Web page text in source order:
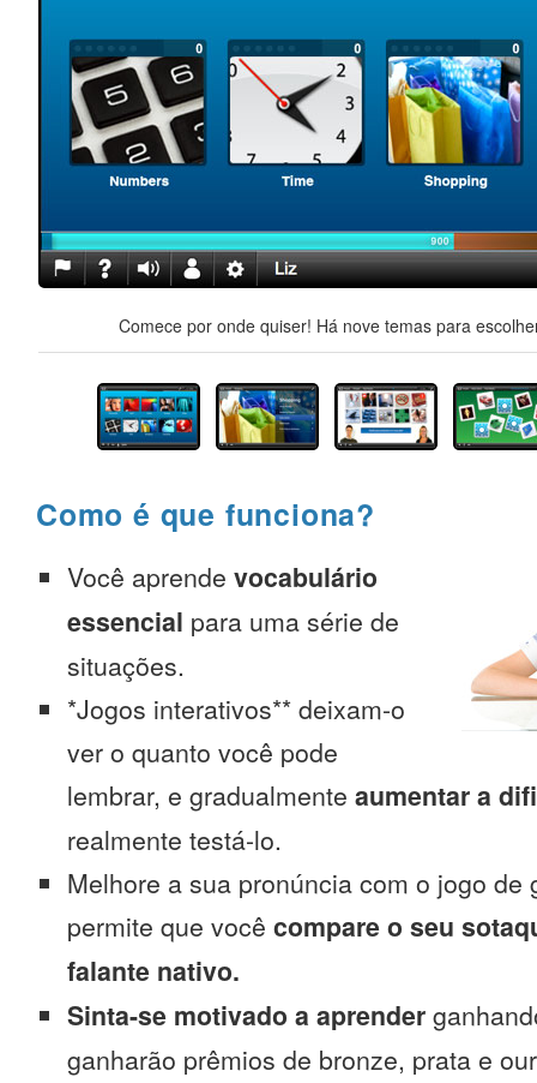
Comece por onde quiser! Há nove temas para
Como é que funciona?
Você aprende vocabulário
essencial para uma série de
situações.
*Jogos interativos** deixam-o
ver o quanto você pode
lembrar, e gradualmente aumentar a
realmente testá-lo.
Melhore a sua pronúncia com o jogo de
permite que você compare o seu
falante nativo.
Sinta-se motivado a aprender
ganharão prêmios de bronze, prata e